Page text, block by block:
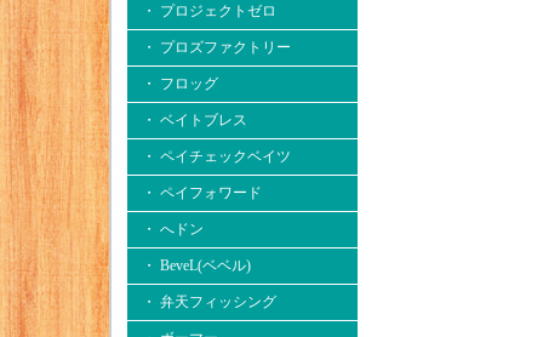
・ プロジェクトゼロ
・ プロズファクトリー
・ フロッグ
・ ベイトブレス
・ ペイチェックベイツ
・ ペイフォワード
・ へドン
・ BeveL(ベベル)
・ 弁天フィッシング